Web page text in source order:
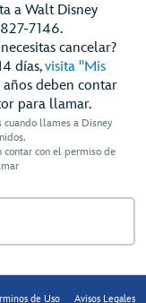
a Walt Disney
7146.
cancelar?
días,visita "Mis
años deben contar
para llamar.
llames a Disney
contar con el permiso de
de Uso Avisos Legales